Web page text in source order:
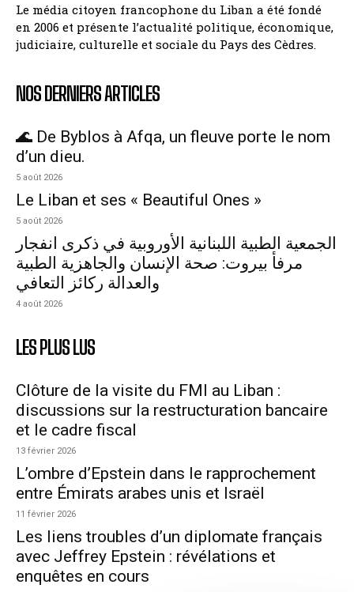
Le média citoyen francophone du Liban a été fondé
en 2006 et présente l’actualité politique, économique,
judiciaire, culturelle et sociale du Pays des Cèdres.
NOS DERNIERS ARTICLES
🌊 De Byblos à Afqa, un fleuve porte le nom
d’un dieu.
5 août 2026
Le Liban et ses « Beautiful Ones »
5 août 2026
الجمعية الطبية اللبنانية الأوروبية في ذكرى انفجار
مرفأ بيروت: صحة الإنسان والجاهزية الطبية
والعدالة ركائز التعافي
4 août 2026
LES PLUS LUS
Clôture de la visite du FMI au Liban :
discussions sur la restructuration bancaire
et le cadre fiscal
13 février 2026
L’ombre d’Epstein dans le rapprochement
entre Émirats arabes unis et Israël
11 février 2026
Les liens troubles d’un diplomate français
avec Jeffrey Epstein : révélations et
enquêtes en cours